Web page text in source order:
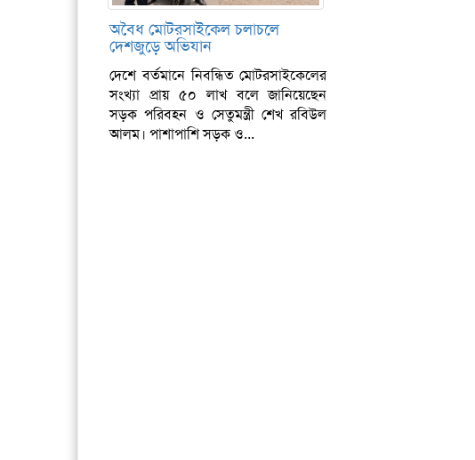
অবৈধ মোটরসাইকেল চলাচলে
দেশজুড়ে অভিযান
দেশে বর্তমানে নিবন্ধিত মোটরসাইকেলের
সংখ্যা প্রায় ৫০ লাখ বলে জানিয়েছেন
সড়ক পরিবহন ও সেতুমন্ত্রী শেখ রবিউল
আলম। পাশাপাশি সড়ক ও...